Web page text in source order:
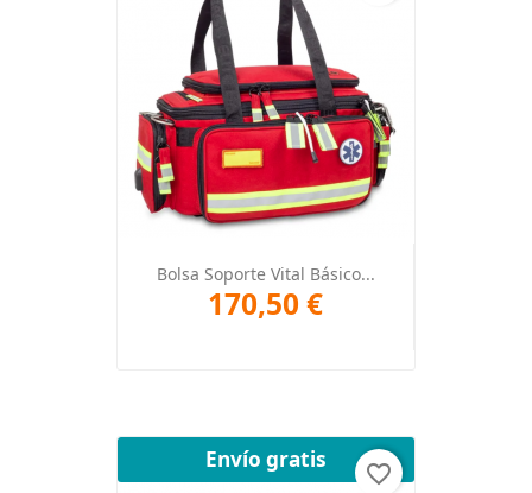
Bolsa Soporte Vital Básico...
170,50 €
Envío gratis
favorite_border